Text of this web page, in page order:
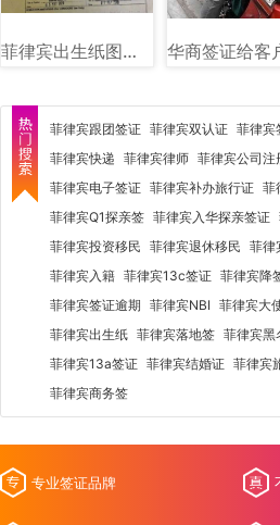
菲律宾出生纸图片样式讲解
菲律宾跟团签证 菲律宾双认证 菲律宾
菲律宾快递 菲律宾律师 菲律宾公司注
菲律宾电子签证 菲律宾补办旅行证 菲
菲律宾Q1探亲签 菲律宾入华探亲签证
菲律宾投资移民 菲律宾退休移民 菲律
菲律宾入籍 菲律宾13c签证 菲律宾降
菲律宾签证逾期 菲律宾NBI 菲律宾大
菲律宾出生纸 菲律宾落地签 菲律宾黑
菲律宾13a签证 菲律宾结婚证 菲律宾
菲律宾商务签
专业签证品牌